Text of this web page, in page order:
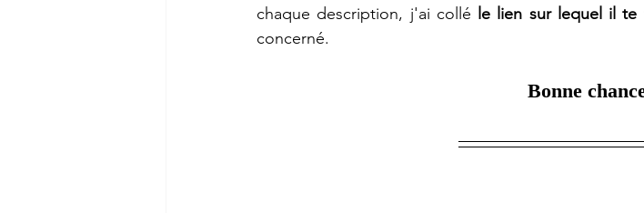
chaque description, j'ai collé le lien sur lequel il te
concerné.
Bonne